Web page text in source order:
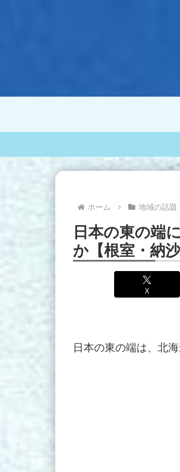
ホーム 地域の話題
日本の東の端
か【根室・納沙
X
日本の東の端は、北